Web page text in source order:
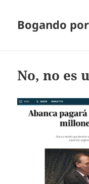
Bogando
No, no es